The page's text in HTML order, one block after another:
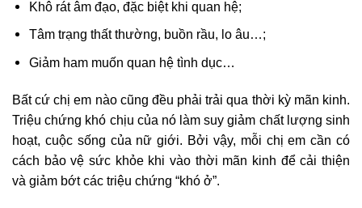
Khô rát âm đạo, đặc biệt khi quan hệ;
Tâm trạng thất thường, buồn rầu, lo âu…;
Giảm ham muốn quan hệ tình dục…
Bất cứ chị em nào cũng đều phải trải qua thời kỳ mãn kinh.
Triệu chứng khó chịu của nó làm suy giảm chất lượng sinh
hoạt, cuộc sống của nữ giới. Bởi vậy, mỗi chị em cần có
cách bảo vệ sức khỏe khi vào thời mãn kinh để cải thiện
và giảm bớt các triệu chứng “khó ở”.